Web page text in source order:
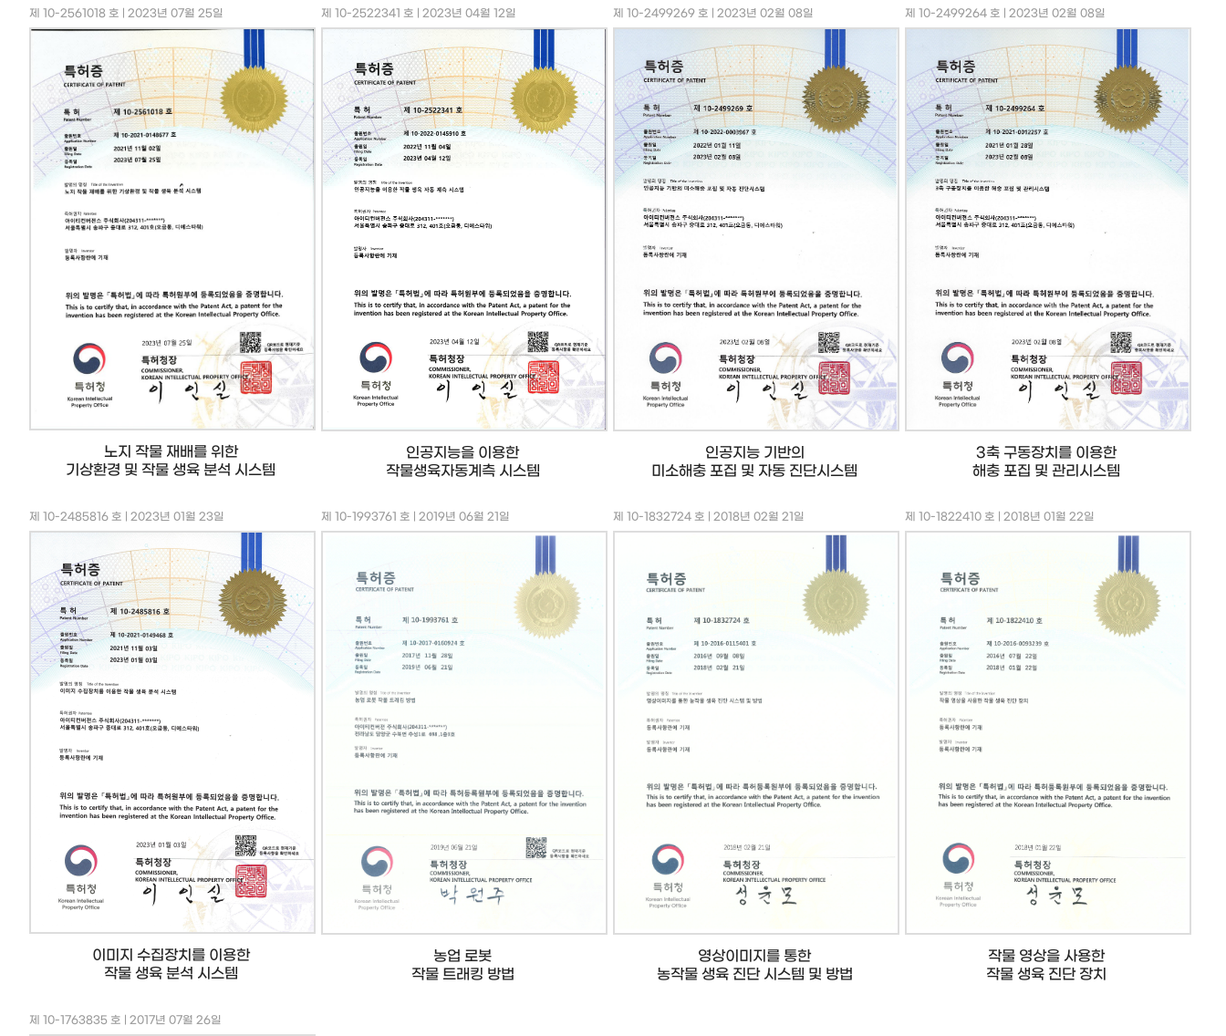
제 10-2561018 호 | 2023년 07월 25일
노지 작물 재배를 위한
기상환경 및 작물 생육 분석 시스템
제 10-2522341 호 | 2023년 04월 12일
인공지능을 이용한
작물생육자동계측 시스템
제 10-2499269 호 | 2023년 02월 08일
인공지능 기반의
미소해충 포집 및 자동 진단시스템
제 10-2499264 호 | 2023년 02월 08일
3축 구동장치를 이용한
해충 포집 및 관리시스템
제 10-2485816 호 | 2023년 01월 23일
이미지 수집장치를 이용한
작물 생육 분석 시스템
제 10-1993761 호 | 2019년 06월 21일
농업 로봇
작물 트래킹 방법
제 10-1832724 호 | 2018년 02월 21일
영상이미지를 통한
농작물 생육 진단 시스템 및 방법
제 10-1822410 호 | 2018년 01월 22일
작물 영상을 사용한
작물 생육 진단 장치
제 10-1763835 호 | 2017년 07월 26일